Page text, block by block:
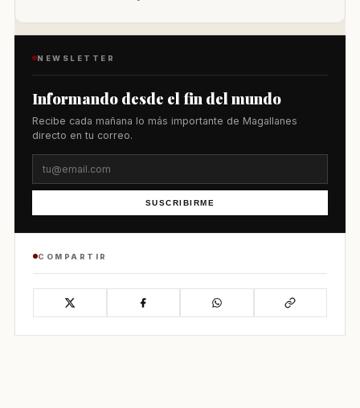
NEWSLETTER
Informando desde el fin del mundo
Recibe cada mañana lo más importante de Magallanes
directo en tu correo.
SUSCRIBIRME
COMPARTIR